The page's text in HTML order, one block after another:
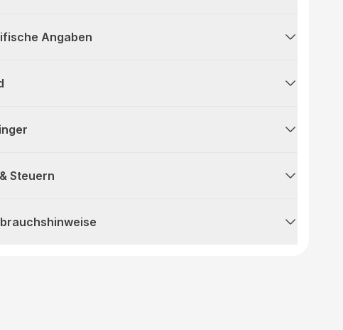
Angaben
Steuern